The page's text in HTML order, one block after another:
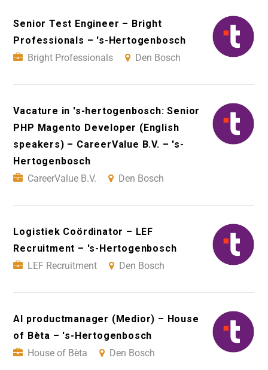
Senior Test Engineer – Bright
Professionals – 's-Hertogenbosch
Bright Professionals
Den Bosch
Vacature in 's-hertogenbosch: Senior
PHP Magento Developer (English
speakers) – CareerValue B.V. – 's-
Hertogenbosch
CareerValue B.V.
Den Bosch
Logistiek Coördinator – LEF
Recruitment – 's-Hertogenbosch
LEF Recruitment
Den Bosch
AI productmanager (Medior) – House
of Bèta – 's-Hertogenbosch
House of Bèta
Den Bosch